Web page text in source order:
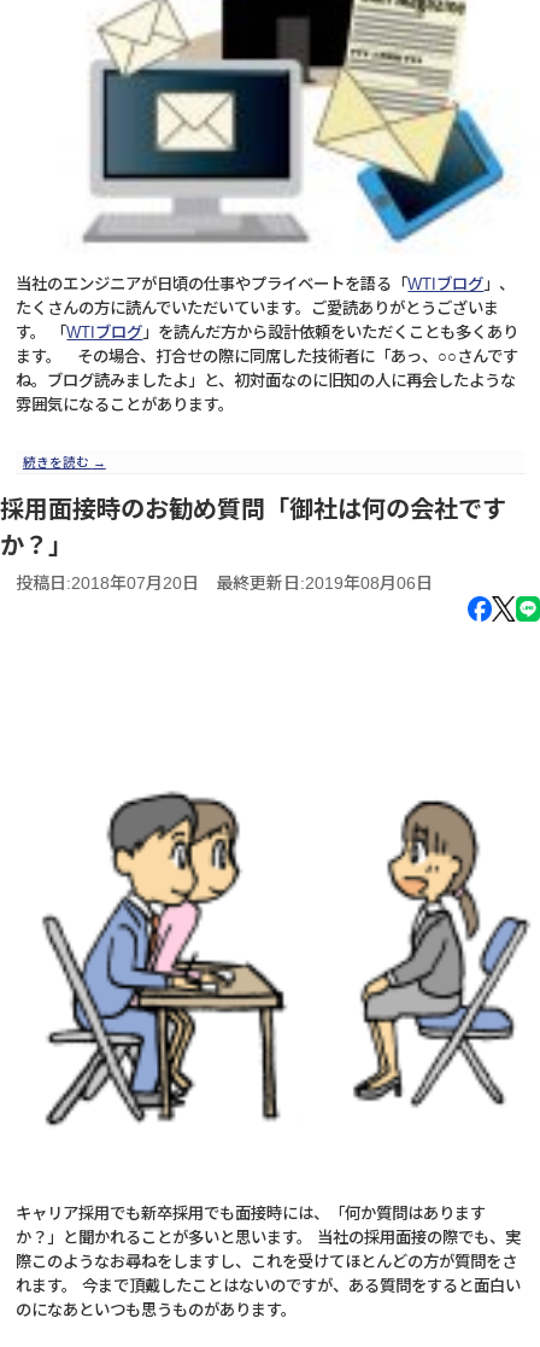
当社のエンジニアが日頃の仕事やプライベートを語る「WTIブログ」、
たくさんの方に読んでいただいています。ご愛読ありがとうございま
す。 「WTIブログ」を読んだ方から設計依頼をいただくことも多くあり
ます。 その場合、打合せの際に同席した技術者に「あっ、○○さんです
ね。ブログ読みましたよ」と、初対面なのに旧知の人に再会したような
雰囲気になることがあります。
続きを読む →
採用面接時のお勧め質問「御社は何の会社です
か？」
投稿日:2018年07月20日 最終更新日:2019年08月06日
キャリア採用でも新卒採用でも面接時には、「何か質問はあります
か？」と聞かれることが多いと思います。 当社の採用面接の際でも、実
際このようなお尋ねをしますし、これを受けてほとんどの方が質問をさ
れます。 今まで頂戴したことはないのですが、ある質問をすると面白い
のになあといつも思うものがあります。